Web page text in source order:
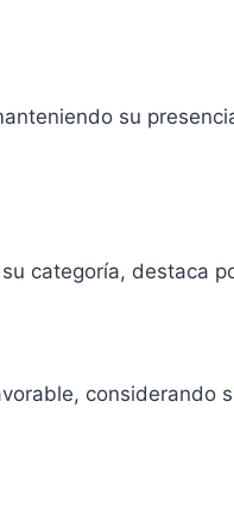
su
categoría, destaca
considerando